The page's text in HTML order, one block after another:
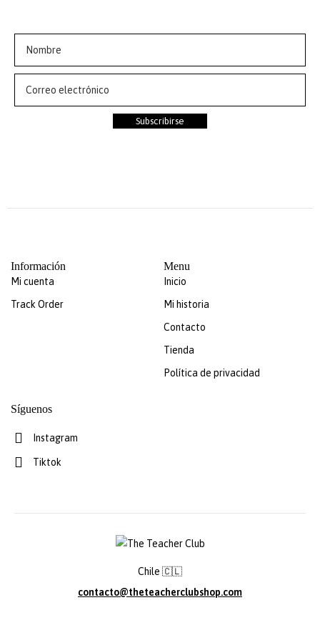
Subscribirse
Información
Mi cuenta
Track Order
Menu
Inicio
Mi historia
Contacto
Tienda
Política de privacidad
Síguenos
Instagram
Tiktok
Chile 🇨🇱
contacto@theteacherclubshop.com